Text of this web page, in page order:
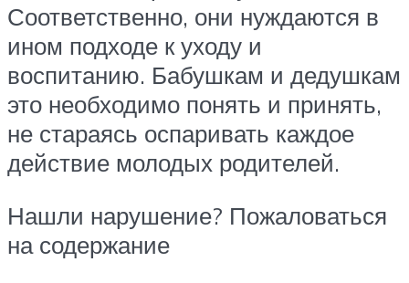
Соответственно, они нуждаются в
ином подходе к уходу и
воспитанию. Бабушкам и дедушкам
это необходимо понять и принять,
не стараясь оспаривать каждое
действие молодых родителей.
Нашли нарушение? Пожаловаться
на содержание